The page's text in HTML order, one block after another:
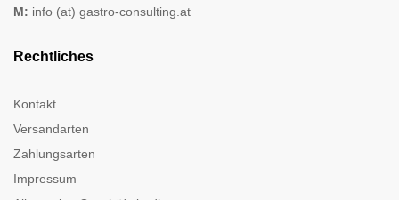
M: info (at) gastro-consulting.at
Rechtliches
Kontakt
Versandarten
Zahlungsarten
Impressum